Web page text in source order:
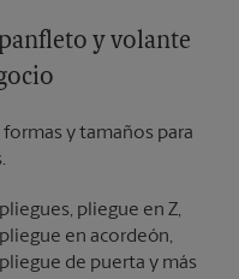
y volante
y tamaños para
pliegues, pliegue en Z,
pliegue en acordeón,
pliegue de puerta y más